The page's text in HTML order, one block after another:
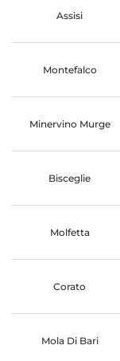
Assisi
Montefalco
Minervino Murge
Bisceglie
Molfetta
Corato
Mola Di Bari